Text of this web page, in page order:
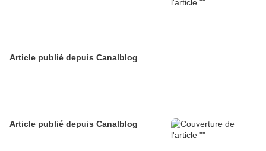
Article publié depuis Canalblog
Article publié depuis Canalblog